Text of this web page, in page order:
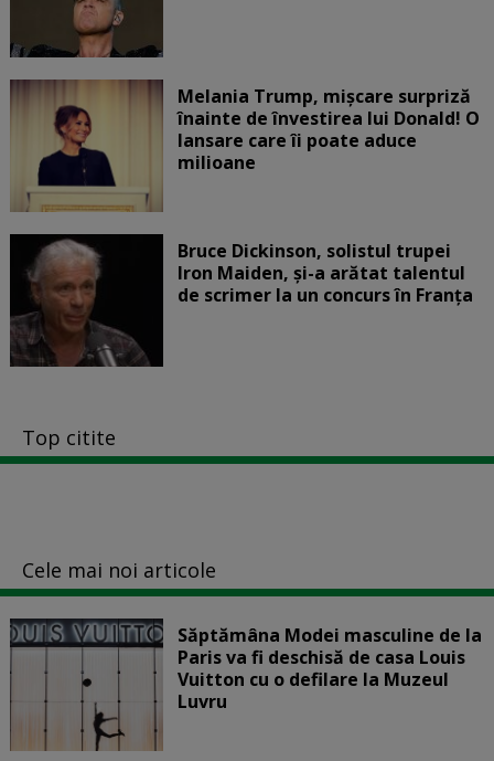
Melania Trump, mișcare surpriză
înainte de învestirea lui Donald! O
lansare care îi poate aduce
milioane
Bruce Dickinson, solistul trupei
Iron Maiden, şi-a arătat talentul
de scrimer la un concurs în Franţa
Top citite
Cele mai noi articole
Săptămâna Modei masculine de la
Paris va fi deschisă de casa Louis
Vuitton cu o defilare la Muzeul
Luvru